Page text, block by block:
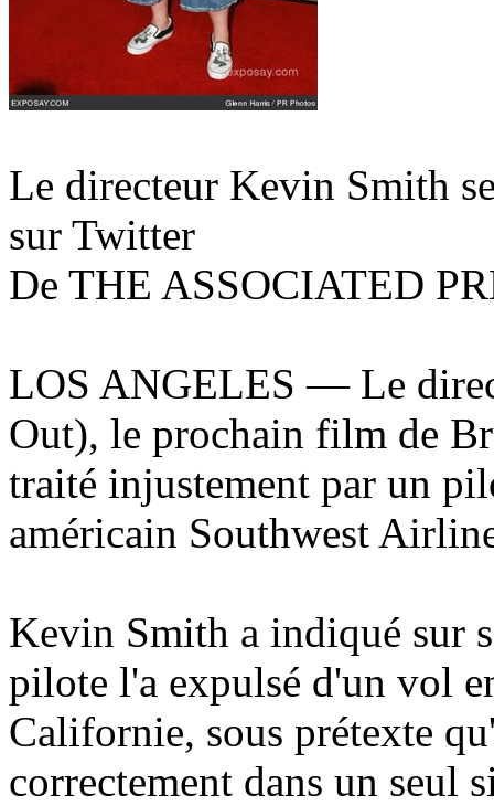
Le directeur Kevin Smith
sur Twitter
De THE ASSOCIATED
LOS ANGELES — Le
Out), le prochain film de
traité injustement par un
américain Southwest
Kevin Smith a indiqué sur
pilote l'a expulsé d'un vol
Californie, sous prétexte
correctement dans un seul